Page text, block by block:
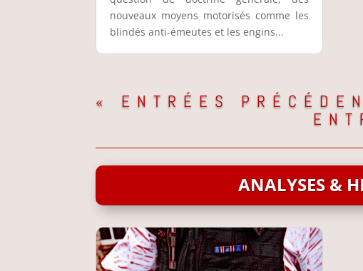
nouveaux moyens motorisés comme les
blindés anti-émeutes et les engins...
« ENTRÉES
ANALYSES &